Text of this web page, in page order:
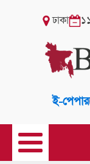
ঢাকা
ই-পেপার